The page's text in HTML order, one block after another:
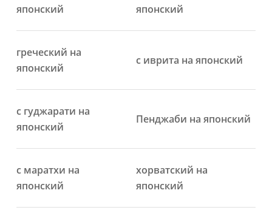
японский японский
греческий на
японский
с иврита на японский
с гуджарати на
японский
Пенджаби на японский
с маратхи на
японский
хорватский на
японский